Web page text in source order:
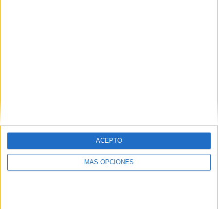
MÁS OPCIONES
ACEPTO